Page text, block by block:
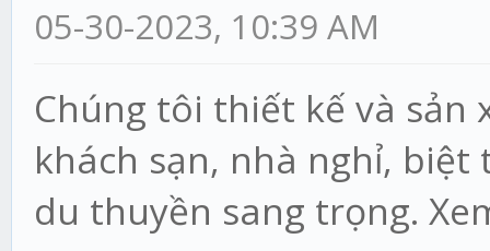
05-30-2023, 10:39 AM
Chúng tôi thiết kế và
khách sạn, nhà nghỉ,
du thuyền sang trọng.